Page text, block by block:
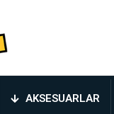
AKSESUARLAR